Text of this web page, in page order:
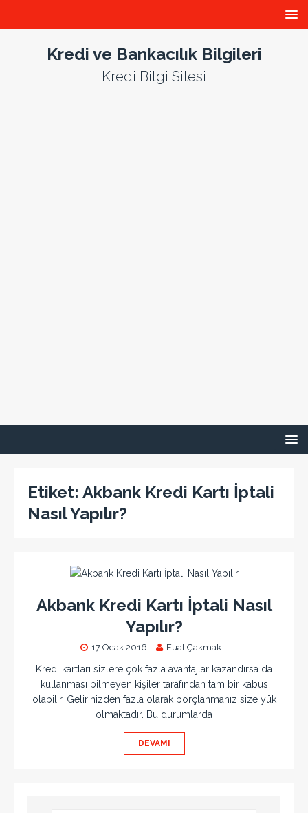
Kredi ve Bankacılık Bilgileri
Kredi Bilgi Sitesi
Etiket: Akbank Kredi Kartı İptali
Nasıl Yapılır?
Akbank Kredi Kartı İptali Nasıl
Yapılır?
17 Ocak 2016 Fuat Çakmak
Kredi kartları sizlere çok fazla avantajlar kazandırsa da
kullanması bilmeyen kişiler tarafından tam bir kabus
olabilir. Gelirinizden fazla olarak borçlanmanız size yük
olmaktadır. Bu durumlarda
DEVAMI